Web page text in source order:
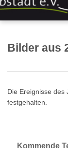
Bilder aus
Die Ereignisse des
festgehalten.
Kommende